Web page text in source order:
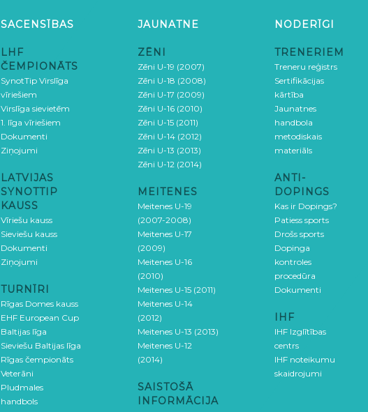
SACENSĪBAS
LHF
ČEMPIONĀTS
SynotTip Virslīga
vīriešiem
Virslīga sievietēm
1. līga vīriešiem
Dokumenti
Ziņojumi
LATVIJAS
SYNOTTIP
KAUSS
Vīriešu kauss
Sieviešu kauss
Dokumenti
Ziņojumi
TURNĪRI
Rīgas Domes kauss
EHF European Cup
Baltijas līga
Sieviešu Baltijas līga
Rīgas čempionāts
Veterāni
Pludmales
handbols
JAUNATNE
ZĒNI
Zēni U-19 (2007)
Zēni U-18 (2008)
Zēni U-17 (2009)
Zēni U-16 (2010)
Zēni U-15 (2011)
Zēni U-14 (2012)
Zēni U-13 (2013)
Zēni U-12 (2014)
MEITENES
Meitenes U-19
(2007-2008)
Meitenes U-17
(2009)
Meitenes U-16
(2010)
Meitenes U-15 (2011)
Meitenes U-14
(2012)
Meitenes U-13 (2013)
Meitenes U-12
(2014)
SAISTOŠĀ
INFORMĀCIJA
NODERĪGI
TRENERIEM
Treneru reģistrs
Sertifikācijas
kārtība
Jaunatnes
handbola
metodiskais
materiāls
ANTI-
DOPINGS
Kas ir Dopings?
Patiess sports
Drošs sports
Dopinga
kontroles
procedūra
Dokumenti
IHF
IHF Izglītības
centrs
IHF noteikumu
skaidrojumi